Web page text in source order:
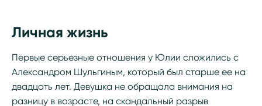
Личная жизнь
Первые серьезные отношения у Юлии сложились с
Александром Шульгиным, который был старше ее на
двадцать лет. Девушка не обращала внимания на
разницу в возрасте, на скандальный разрыв